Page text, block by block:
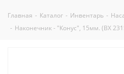
Главная - Каталог - Инвентарь -
- Наконечник - "Конус", 15мм. (BX